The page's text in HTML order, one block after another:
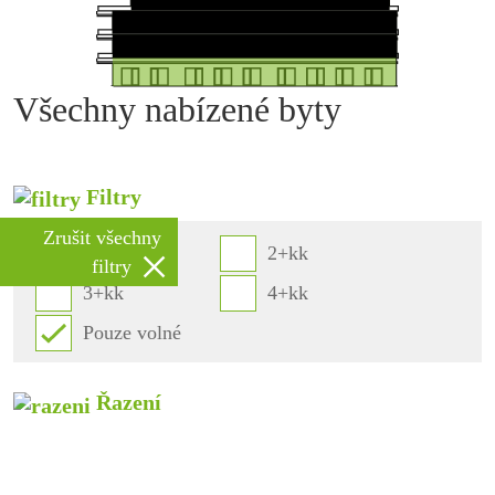
Všechny nabízené byty
Filtry
2+kk
3+kk
4+kk
Pouze volné
Zrušit všechny
filtry
Řazení